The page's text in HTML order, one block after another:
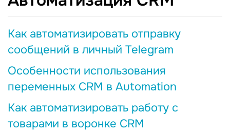
Как автоматизировать отправку
сообщений в личный Telegram
Особенности использования
переменных CRM в Automation
Как автоматизировать работу с
товарами в воронке CRM